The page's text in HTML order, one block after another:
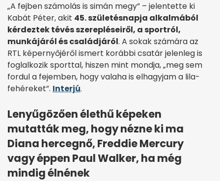
„A fejben számolás is simán megy” – jelentette ki
Kabát Péter, akit 45. születésnapja alkalmából
kérdeztek tévés szerepléseiről, a sportról,
munkájáról és családjáról. A sokak számára az
RTL képernyőjéről ismert korábbi csatár jelenleg is
foglalkozik sporttal, hiszen mint mondja, „meg sem
fordul a fejemben, hogy valaha is elhagyjam a lila-
fehéreket”. Interjú.
Lenyűgözően élethű képeken
mutatták meg, hogy nézne ki ma
Diana hercegnő, Freddie Mercury
vagy éppen Paul Walker, ha még
mindig élnének